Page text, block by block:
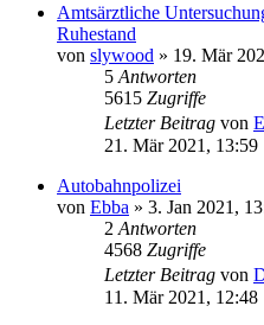
Amtsärztliche
Ruhestand
von slywood » 19. Mär
5 Antworten
5615 Zugriffe
Letzter Beitrag von
21. Mär 2021, 13:59
Autobahnpolizei
von Ebba » 3. Jan 2021,
2 Antworten
4568 Zugriffe
Letzter Beitrag von
11. Mär 2021, 12:48